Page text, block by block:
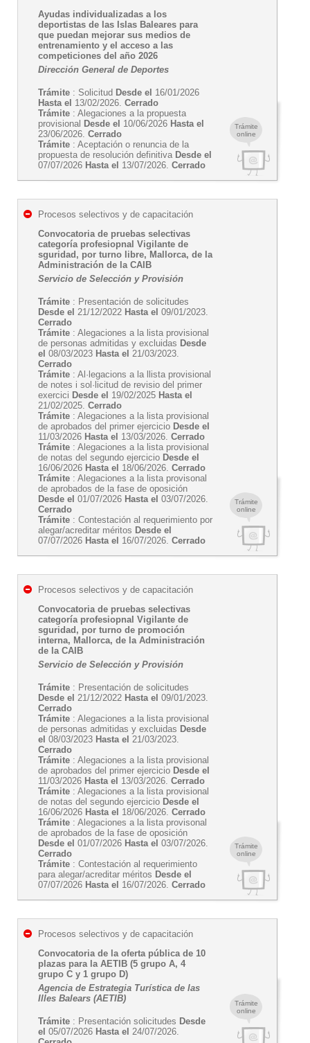
Trámite
online
Ayudas individualizadas a los
deportistas de las Islas Baleares para
que puedan mejorar sus medios de
entrenamiento y el acceso a las
competiciones del año 2026
Dirección General de Deportes
Trámite : Solicitud Desde el 16/01/2026
Hasta el 13/02/2026. Cerrado
Trámite : Alegaciones a la propuesta
provisional Desde el 10/06/2026 Hasta el
23/06/2026. Cerrado
Trámite : Aceptación o renuncia de la
propuesta de resolución definitiva Desde el
07/07/2026 Hasta el 13/07/2026. Cerrado
Trámite
online
Procesos selectivos y de capacitación
Convocatoria de pruebas selectivas
categoría profesiopnal Vigilante de
sguridad, por turno libre, Mallorca, de la
Administración de la CAIB
Servicio de Selección y Provisión
Trámite : Presentación de solicitudes
Desde el 21/12/2022 Hasta el 09/01/2023.
Cerrado
Trámite : Alegaciones a la lista provisional
de personas admitidas y excluidas Desde
el 08/03/2023 Hasta el 21/03/2023.
Cerrado
Trámite : Al·legacions a la llista provisional
de notes i sol·licitud de revisio del primer
exercici Desde el 19/02/2025 Hasta el
21/02/2025. Cerrado
Trámite : Alegaciones a la lista provisional
de aprobados del primer ejercicio Desde el
11/03/2026 Hasta el 13/03/2026. Cerrado
Trámite : Alegaciones a la lista provisional
de notas del segundo ejercicio Desde el
16/06/2026 Hasta el 18/06/2026. Cerrado
Trámite : Alegaciones a la lista provisonal
de aprobados de la fase de oposición
Desde el 01/07/2026 Hasta el 03/07/2026.
Cerrado
Trámite : Contestación al requerimiento por
alegar/acreditar méritos Desde el
07/07/2026 Hasta el 16/07/2026. Cerrado
Trámite
online
Procesos selectivos y de capacitación
Convocatoria de pruebas selectivas
categoría profesiopnal Vigilante de
sguridad, por turno de promoción
interna, Mallorca, de la Administración
de la CAIB
Servicio de Selección y Provisión
Trámite : Presentación de solicitudes
Desde el 21/12/2022 Hasta el 09/01/2023.
Cerrado
Trámite : Alegaciones a la lista provisional
de personas admitidas y excluidas Desde
el 08/03/2023 Hasta el 21/03/2023.
Cerrado
Trámite : Alegaciones a la lista provisional
de aprobados del primer ejercicio Desde el
11/03/2026 Hasta el 13/03/2026. Cerrado
Trámite : Alegaciones a la lista provisional
de notas del segundo ejercicio Desde el
16/06/2026 Hasta el 18/06/2026. Cerrado
Trámite : Alegaciones a la lista provisonal
de aprobados de la fase de oposición
Desde el 01/07/2026 Hasta el 03/07/2026.
Cerrado
Trámite : Contestación al requerimiento
para alegar/acreditar méritos Desde el
07/07/2026 Hasta el 16/07/2026. Cerrado
Trámite
online
Procesos selectivos y de capacitación
Convocatoria de la oferta pública de 10
plazas para la AETIB (5 grupo A, 4
grupo C y 1 grupo D)
Agencia de Estrategia Turística de las
Illes Balears (AETIB)
Trámite : Presentación solicitudes Desde
el 05/07/2026 Hasta el 24/07/2026.